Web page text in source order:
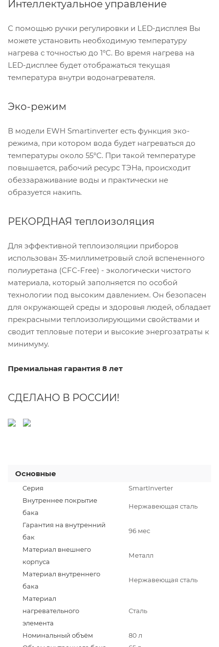
Интеллектуальное управление
С помощью ручки регулировки и LED-дисплея Вы
можете установить необходимую температуру
нагрева с точностью до 1°C. Во время нагрева на
LED-дисплее будет отображаться текущая
температура внутри водонагревателя.
Эко-режим
В модели EWH Smartinverter есть функция эко-
режима, при котором вода будет нагреваться до
температуры около 55°С. При такой температуре
повышается, рабочий ресурс ТЭНа, происходит
обеззараживание воды и практически не
образуется накипь.
РЕКОРДНАЯ теплоизоляция
Для эффективной теплоизоляции приборов
использован 35-миллиметровый слой вспененного
полиуретана (CFC-Free) - экологически чистого
материала, который заполняется по особой
технологии под высоким давлением. Он безопасен
для окружающей среды и здоровья людей, обладает
прекрасными теплоизолирующими свойствами и
сводит тепловые потери и высокие энергозатраты к
минимуму.
Премиальная гарантия 8 лет
СДЕЛАНО В РОССИИ!
Основные
Серия
SmartInverter
Внутреннее покрытие
бака
Нержавеющая сталь
Гарантия на внутренний
бак
96 мес
Материал внешнего
корпуса
Металл
Материал внутреннего
бака
Нержавеющая сталь
Материал
нагревательного
элемента
Сталь
Номинальный объём
80 л